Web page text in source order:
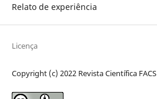
Relato de experiência
Licença
Copyright (c) 2022 Revista Científica FACS